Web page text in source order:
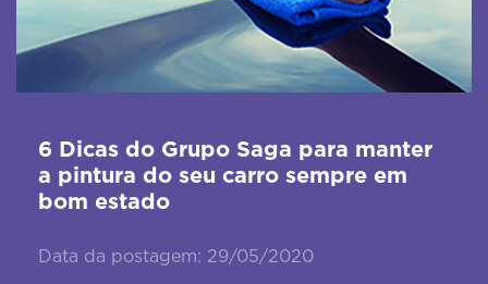
6 Dicas do Grupo Saga para manter
a pintura do seu carro sempre em
bom estado
Data da postagem: 29/05/2020